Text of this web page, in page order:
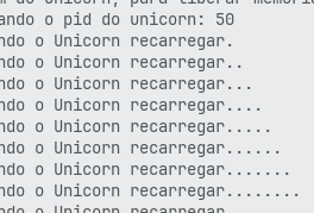
o pid do unicorn: 50
o Unicorn recarregar.
o Unicorn recarregar..
o Unicorn recarregar...
o Unicorn recarregar....
o Unicorn recarregar.....
o Unicorn recarregar......
o Unicorn recarregar.......
o Unicorn recarregar........